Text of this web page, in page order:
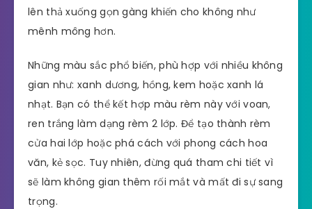
lên thả xuống gọn gàng khiến cho không như
mênh mông hơn.
Những màu sắc phổ biến, phù hợp với nhiều không
gian như: xanh dương, hồng, kem hoặc xanh lá
nhạt. Bạn có thể kết hợp màu rèm này với voan,
ren trắng làm dạng rèm 2 lớp. Để tạo thành rèm
cửa hai lớp hoặc phá cách với phong cách hoa
văn, kẻ sọc. Tuy nhiên, đừng quá tham chi tiết vì
sẽ làm không gian thêm rối mắt và mất đi sự sang
trọng.